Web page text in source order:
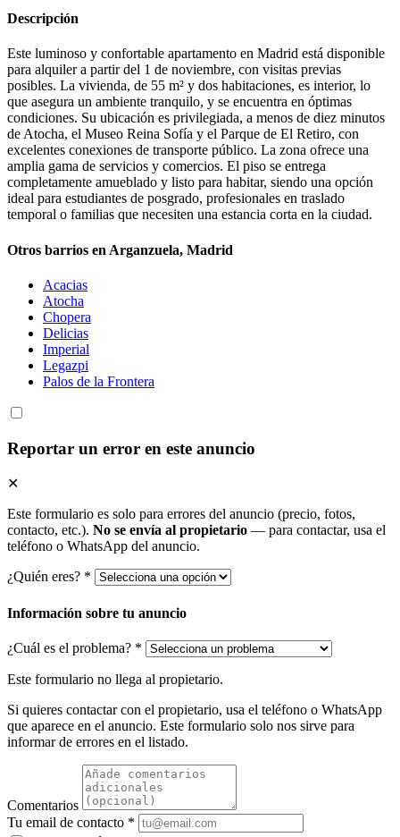
Descripción
Este luminoso y confortable apartamento en Madrid está disponible
para alquiler a partir del 1 de noviembre, con visitas previas
posibles. La vivienda, de 55 m² y dos habitaciones, es interior, lo
que asegura un ambiente tranquilo, y se encuentra en óptimas
condiciones. Su ubicación es privilegiada, a menos de diez minutos
de Atocha, el Museo Reina Sofía y el Parque de El Retiro, con
excelentes conexiones de transporte público. La zona ofrece una
amplia gama de servicios y comercios. El piso se entrega
completamente amueblado y listo para habitar, siendo una opción
ideal para estudiantes de posgrado, profesionales en traslado
temporal o familias que necesiten una estancia corta en la ciudad.
Otros barrios en Arganzuela, Madrid
Acacias
Atocha
Chopera
Delicias
Imperial
Legazpi
Palos de la Frontera
Reportar un error en este anuncio
✕
Este formulario es solo para errores del anuncio (precio, fotos,
contacto, etc.). No se envía al propietario — para contactar, usa el
teléfono o WhatsApp del anuncio.
¿Quién eres? *
Información sobre tu anuncio
¿Cuál es el problema? *
Este formulario no llega al propietario.
Si quieres contactar con el propietario, usa el teléfono o WhatsApp
que aparece en el anuncio. Este formulario solo nos sirve para
informar de errores en el listado.
Comentarios
Tu email de contacto *